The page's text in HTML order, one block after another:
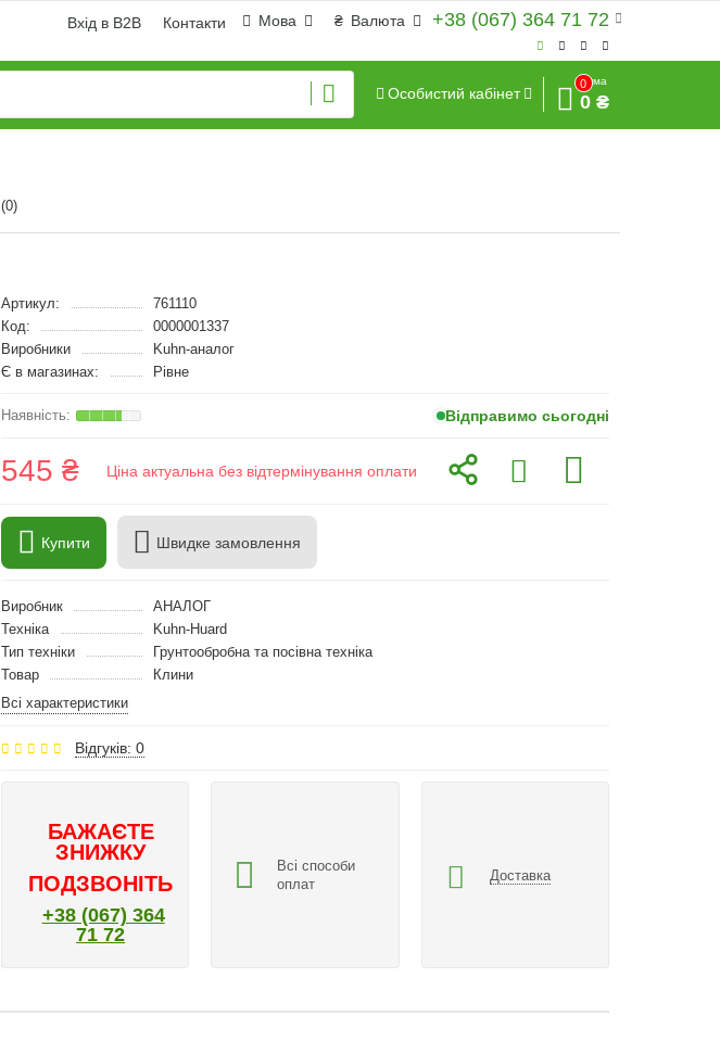
+38 (067) 364 71 72
₴ Валюта
Мова
Вхід в B2B Контакти
Особистий кабінет
0
Сума
0 ₴
(0)
Артикул:
761110
Код:
0000001337
Виробники
Kuhn-аналог
Є в магазинах:
Рівне
Відправимо сьогодні
545 ₴ Ціна актуальна без відтермінування оплати
Купити Швидке замовлення
Виробник
АНАЛОГ
Техніка
Kuhn-Huard
Тип техніки
Грунтообробна та посівна техніка
Товар
Клини
Всі характеристики
Відгуків: 0
БАЖАЄТЕ
ЗНИЖКУ
ПОДЗВОНІТЬ
+38 (067) 364
71 72
Всі способи
оплат
Доставка